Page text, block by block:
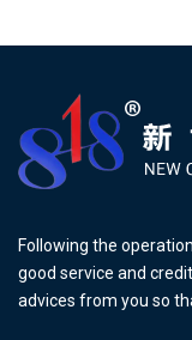
Following the
good service and
advices from you so